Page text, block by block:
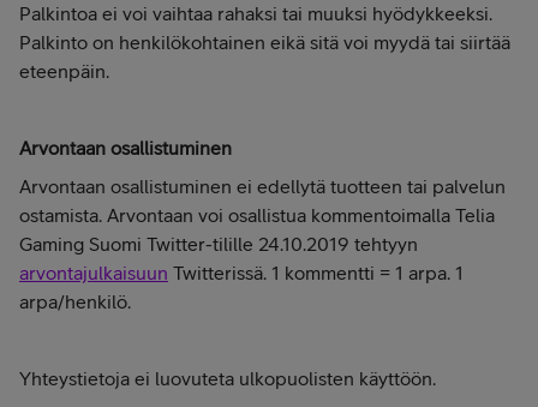
Palkintoa ei voi vaihtaa rahaksi tai muuksi hyödykkeeksi.
Palkinto on henkilökohtainen eikä sitä voi myydä tai siirtää
eteenpäin.
Arvontaan osallistuminen
Arvontaan osallistuminen ei edellytä tuotteen tai palvelun
ostamista. Arvontaan voi osallistua kommentoimalla Telia
Gaming Suomi Twitter-tilille 24.10.2019 tehtyyn
arvontajulkaisuun Twitterissä. 1 kommentti = 1 arpa. 1
arpa/henkilö.
Yhteystietoja ei luovuteta ulkopuolisten käyttöön.